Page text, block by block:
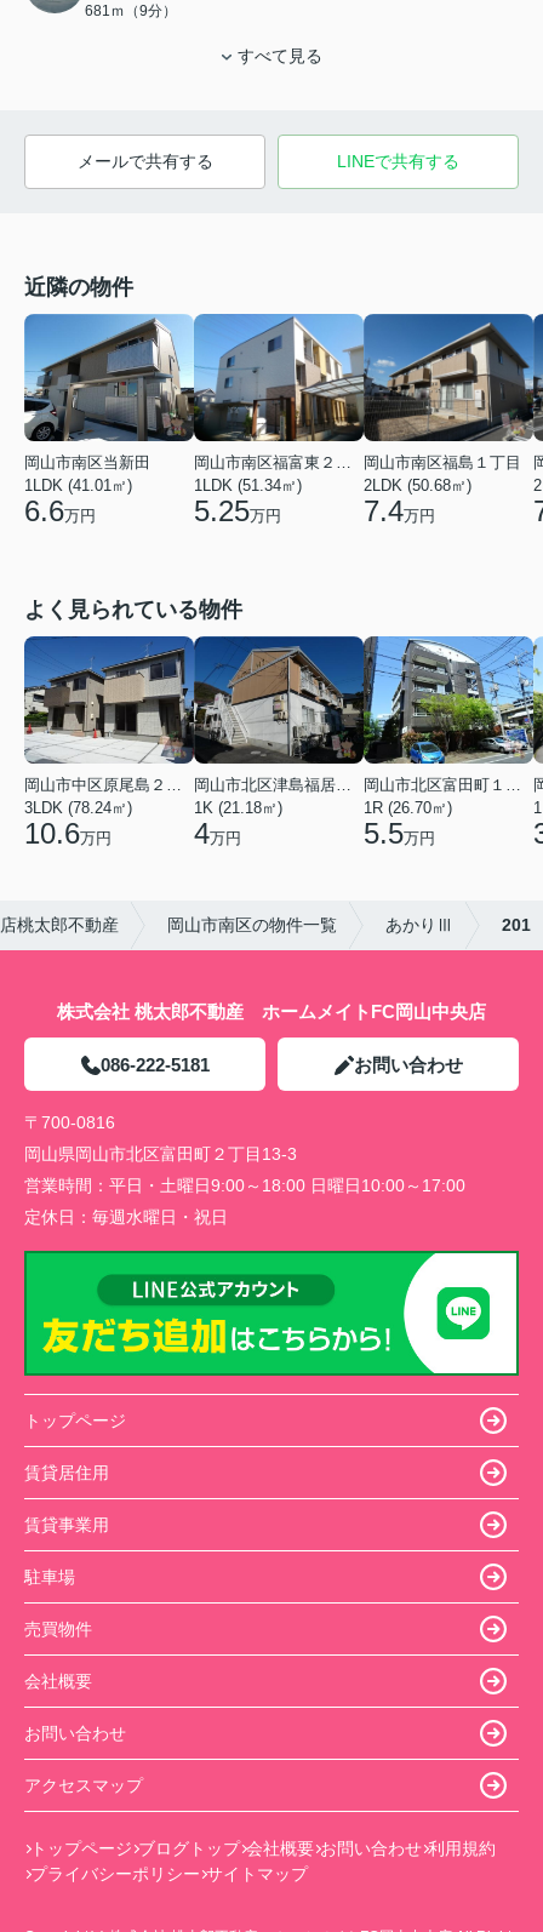
681ｍ（9分）
すべて見る
メールで共有する LINEで共有する
近隣の物件
岡山市南区当新田
1LDK (41.01㎡)
6.6万円
1LDK (51.34㎡)
5.25万円
岡山市南区福島１丁目
2LDK (50.68㎡)
7.4万円
よく見られている物件
3LDK (78.24㎡)
10.6万円
1K (21.18㎡)
4万円
1R (26.70㎡)
5.5万円
桃太郎不動産 岡山市南区の物件一覧 あかりⅢ 201
株式会社 桃太郎不動産 ホームメイトFC岡山中央店
086-222-5181 お問い合わせ
〒700-0816
岡山県岡山市北区富田町２丁目13-3
営業時間： 平日・土曜日9:00～18:00 日曜日10:00～17:00
定休日： 毎週水曜日・祝日
トップページ
賃貸居住用
賃貸事業用
駐車場
売買物件
会社概要
お問い合わせ
アクセスマップ
トップページ ブログトップ 会社概要 お問い合わせ 利用規約
プライバシーポリシー サイトマップ